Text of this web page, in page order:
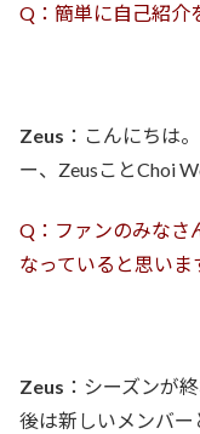
Q：簡単に自己紹介
Zeus ：こんにちは
ー、ZeusことChoi
Q：ファンのみなさ
なっていると思いま
Zeus ：シーズンが
後は新しいメンバー